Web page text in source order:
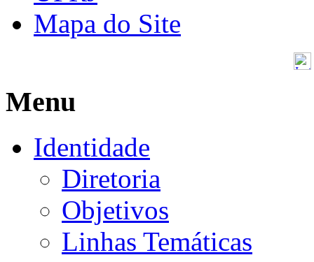
Mapa do Site
Menu
Identidade
Diretoria
Objetivos
Linhas Temáticas